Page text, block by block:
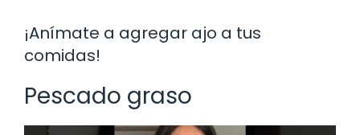
¡Anímate a agregar ajo a tus
comidas!
Pescado graso